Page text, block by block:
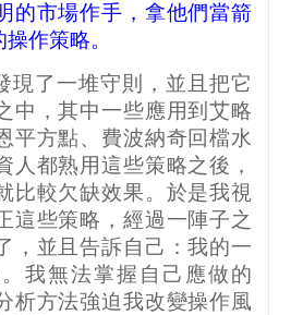
的市場作手，拿他們當箭
作策略。
現了一堆守則，並且把它
中，其中一些應用到艾略
平方點、費波納奇回檔水
人都熟用這些策略之後，
比較欠缺效果。於是我視
這些策略，經過一陣子之
，並且告訴自己：我的一
我無法掌握自己應做的
析方法強迫我改變操作風